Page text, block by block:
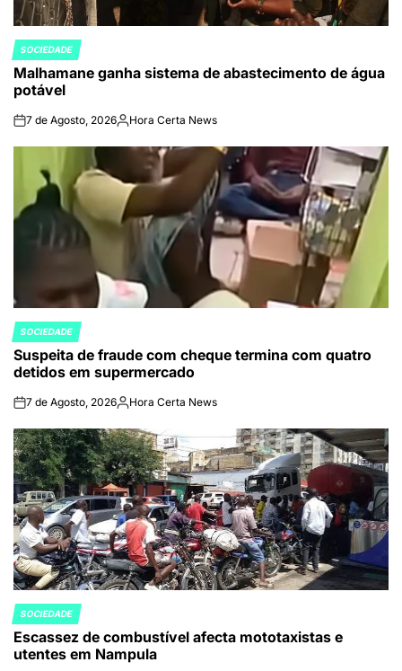
POSTED
IN
SOCIEDADE
Malhamane ganha sistema de abastecimento de água
potável
on7 de Agosto, 2026Publicado
Hora Certa News
POSTED
IN
SOCIEDADE
Suspeita de fraude com cheque termina com quatro
detidos em supermercado
on7 de Agosto, 2026Publicado
Hora Certa News
POSTED
IN
SOCIEDADE
Escassez de combustível afecta mototaxistas e
utentes em Nampula